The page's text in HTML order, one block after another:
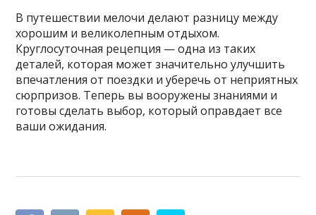
В путешествии мелочи делают разницу между
хорошим и великолепным отдыхом.
Круглосуточная рецепция — одна из таких
деталей, которая может значительно улучшить
впечатления от поездки и уберечь от неприятных
сюрпризов. Теперь вы вооружены знаниями и
готовы сделать выбор, который оправдает все
ваши ожидания.